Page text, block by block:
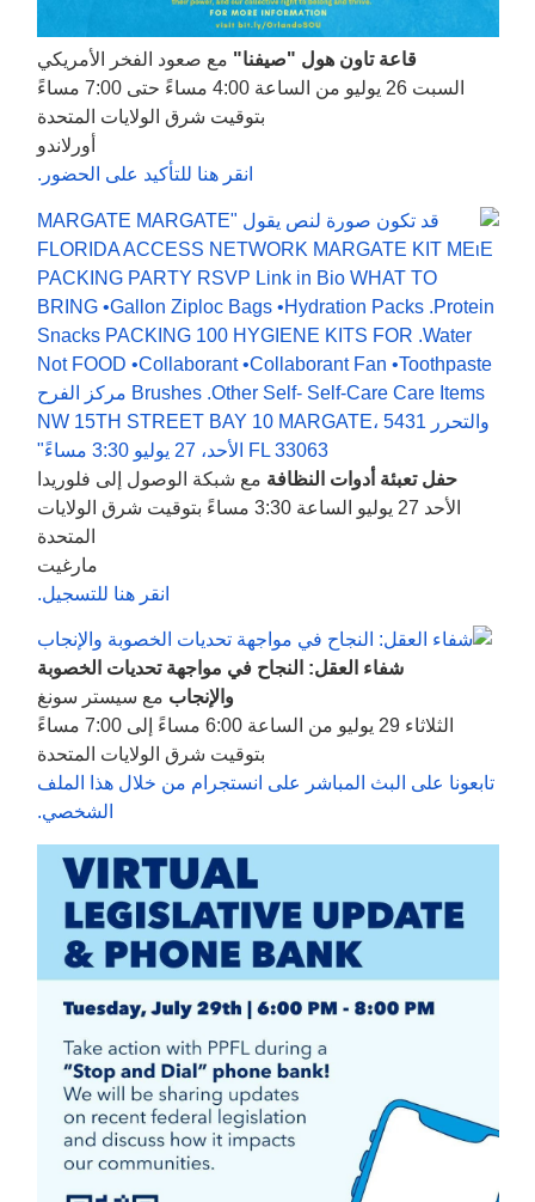
قاعة تاون هول "صيفنا" مع صعود الفخر الأمريكي
السبت 26 يوليو من الساعة 4:00 مساءً حتى 7:00 مساءً
بتوقيت شرق الولايات المتحدة
أورلاندو
انقر هنا للتأكيد على الحضور.
حفل تعبئة أدوات النظافة مع شبكة الوصول إلى فلوريدا
الأحد 27 يوليو الساعة 3:30 مساءً بتوقيت شرق الولايات
المتحدة
مارغيت
انقر هنا للتسجيل.
شفاء العقل: النجاح في مواجهة تحديات الخصوبة
والإنجاب مع سيستر سونغ
الثلاثاء 29 يوليو من الساعة 6:00 مساءً إلى 7:00 مساءً
بتوقيت شرق الولايات المتحدة
تابعونا على البث المباشر على انستجرام من خلال هذا الملف
الشخصي.